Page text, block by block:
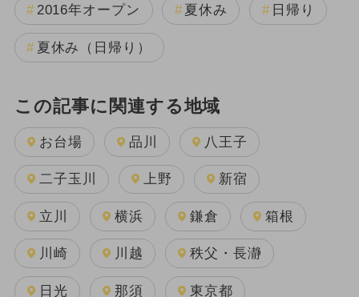
2016年オープン 夏休み 日帰り
夏休み（日帰り）
この記事に関連する地域
お台場 品川 八王子
二子玉川 上野 新宿
立川 横浜 鎌倉 箱根
川崎 川越 秩父・長瀞
日光 那須 東京都